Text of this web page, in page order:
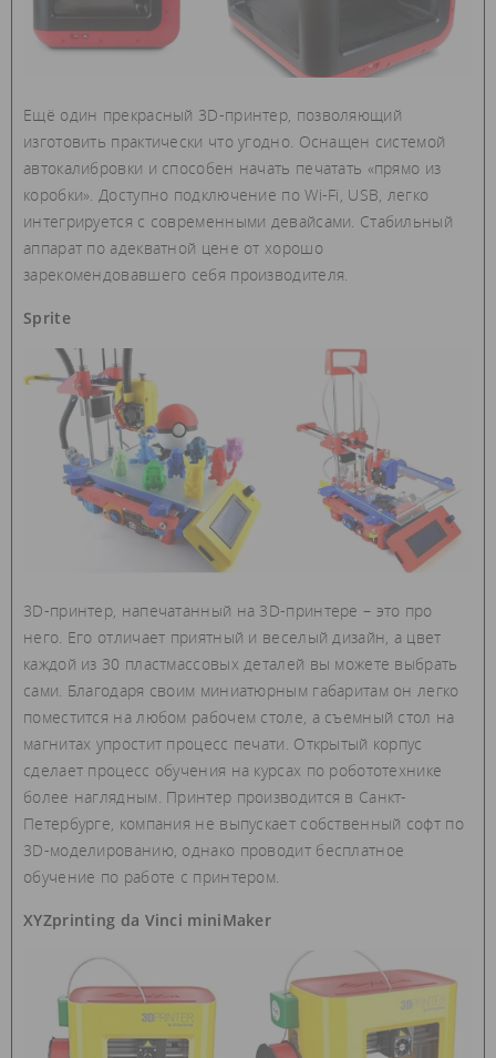
Ещё один прекрасный 3D-принтер, позволяющий
изготовить практически что угодно. Оснащен системой
автокалибровки и способен начать печатать «прямо из
коробки». Доступно подключение по Wi-Fi, USB, легко
интегрируется с современными девайсами. Стабильный
аппарат по адекватной цене от хорошо
зарекомендовавшего себя производителя.
Sprite
3D-принтер, напечатанный на 3D-принтере – это про
него. Его отличает приятный и веселый дизайн, а цвет
каждой из 30 пластмассовых деталей вы можете выбрать
сами. Благодаря своим миниатюрным габаритам он легко
поместится на любом рабочем столе, а съемный стол на
магнитах упростит процесс печати. Открытый корпус
сделает процесс обучения на курсах по робототехнике
более наглядным. Принтер производится в Санкт-
Петербурге, компания не выпускает собственный софт по
3D-моделированию, однако проводит бесплатное
обучение по работе с принтером.
XYZprinting da Vinci miniMaker